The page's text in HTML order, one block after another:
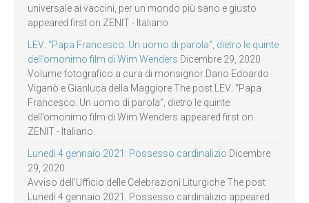
universale ai vaccini, per un mondo più sano e giusto
appeared first on ZENIT - Italiano.
LEV: “Papa Francesco. Un uomo di parola”, dietro le quinte
dell’omonimo film di Wim Wenders Dicembre 29, 2020
Volume fotografico a cura di monsignor Dario Edoardo
Viganò e Gianluca della Maggiore The post LEV: “Papa
Francesco. Un uomo di parola”, dietro le quinte
dell’omonimo film di Wim Wenders appeared first on
ZENIT - Italiano.
Lunedì 4 gennaio 2021: Possesso cardinalizio Dicembre
29, 2020
Avviso dell’Ufficio delle Celebrazioni Liturgiche The post
Lunedì 4 gennaio 2021: Possesso cardinalizio appeared